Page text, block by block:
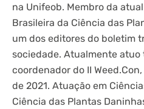
na Unifeob. Membro da
Brasileira da Ciência das
um dos editores do boletim
sociedade. Atualmente
coordenador do II
de 2021. Atuação em
Ciência das Plantas